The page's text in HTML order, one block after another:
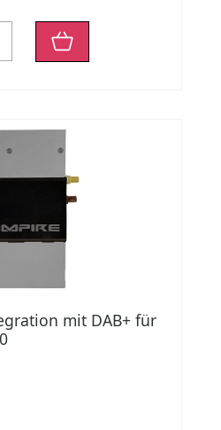
mit DAB+ für